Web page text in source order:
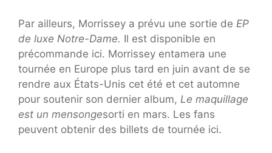
Par ailleurs, Morrissey a prévu une sortie de EP
de luxe Notre-Dame. Il est disponible en
précommande ici. Morrissey entamera une
tournée en Europe plus tard en juin avant de se
rendre aux États-Unis cet été et cet automne
pour soutenir son dernier album, Le maquillage
est un mensongesorti en mars. Les fans
peuvent obtenir des billets de tournée ici.